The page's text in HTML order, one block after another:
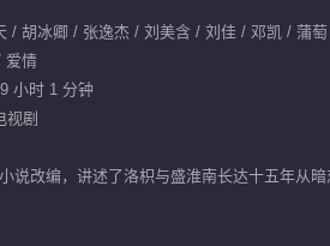
01:18
爱情
小时 1 分钟
视剧
改编，讲述了洛枳与盛淮南长达十五年从